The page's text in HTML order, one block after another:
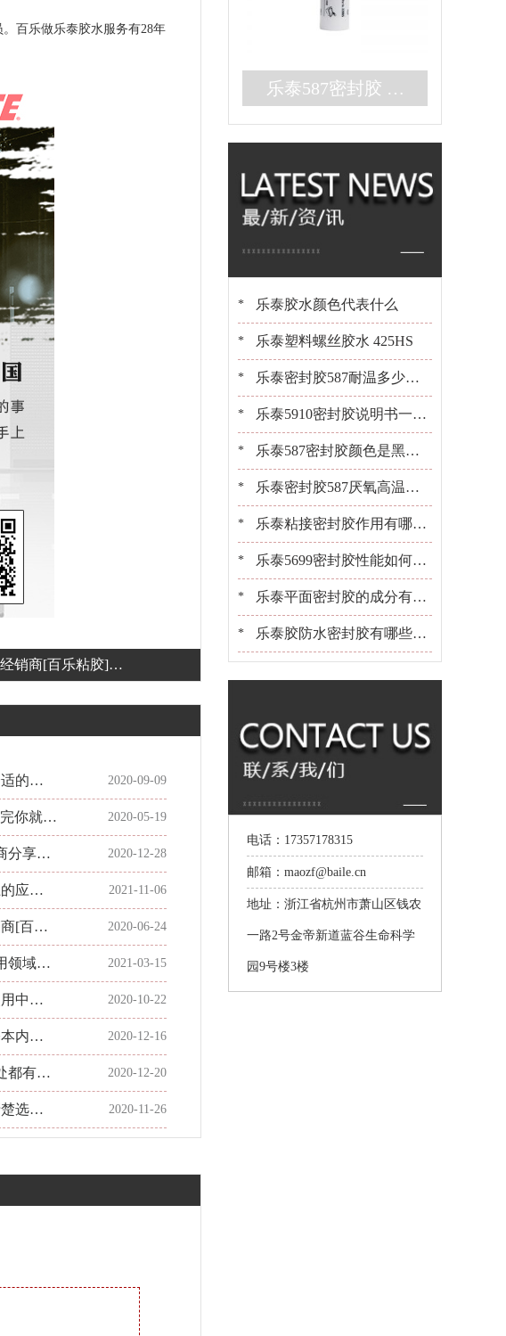
。百乐做乐泰胶水服务有28年
销商[百乐粘胶]指
的型 2020-09-09
你就知 2020-05-19
分享胶 2020-12-28
应用 2021-11-06
[百乐
特性
2020-06-24
领域？
]
2021-03-15
中的
的
2020-10-22
内容 2020-12-16
都有哪 2020-12-20
选购 2020-11-26
乐泰587密封胶 高
强度大间隙RTV硅
现货
* 乐泰胶水颜色代表什么
* 乐泰塑料螺丝胶水 425HS
* 乐泰密封胶587耐温多少？1
0+年经验工程师告诉你[百乐
粘胶]
* 乐泰5910密封胶说明书一键
获取[百乐粘胶胶水百科]
* 乐泰587密封胶颜色是黑是
白？[百乐粘胶胶水百科]
* 乐泰密封胶587厌氧高温密
封胶平面粘接密封
* 乐泰粘接密封胶作用有哪
些？[百乐粘胶]胶水百晓生
* 乐泰5699密封胶性能如何？
可以用在金属上吗？[百乐粘
胶]
* 乐泰平面密封胶的成分有哪
些？适合用在什么产品上[百
* 乐泰胶防水密封胶有哪些？
电话：17357178315
邮箱：maozf@baile.cn
地址：浙江省杭州市萧山区钱农
一路2号金帝新道蓝谷生命科学
园9号楼3楼